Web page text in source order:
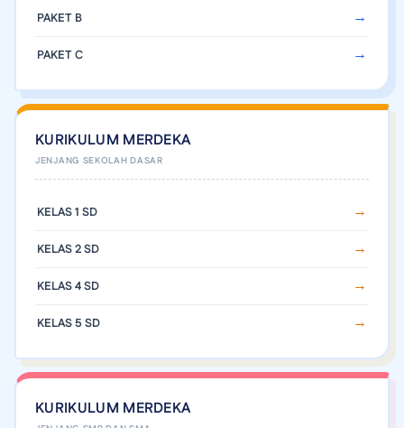
PAKET B
PAKET C
KURIKULUM MERDEKA
KELAS 1 SD
KELAS 2 SD
KELAS 4 SD
KELAS 5 SD
KURIKULUM MERDEKA